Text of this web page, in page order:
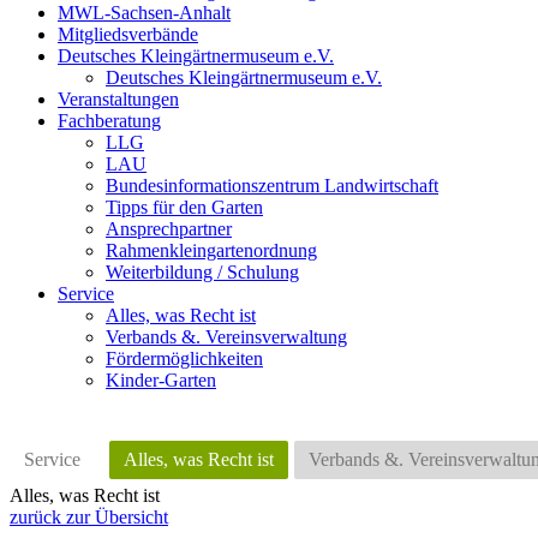
MWL-Sachsen-Anhalt
Mitgliedsverbände
Deutsches Kleingärtnermuseum e.V.
Deutsches Kleingärtnermuseum e.V.
Veranstaltungen
Fachberatung
LLG
LAU
Bundesinformationszentrum Landwirtschaft
Tipps für den Garten
Ansprechpartner
Rahmenkleingartenordnung
Weiterbildung / Schulung
Service
Alles, was Recht ist
Verbands &. Vereinsverwaltung
Fördermöglichkeiten
Kinder-Garten
Service Alles, was Recht ist Verbands &.
Alles, was Recht ist
zurück zur Übersicht